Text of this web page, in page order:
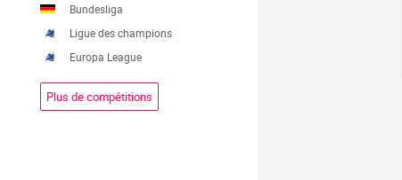
Bundesliga
Ligue des champions
Europa League
Plus de compétitions